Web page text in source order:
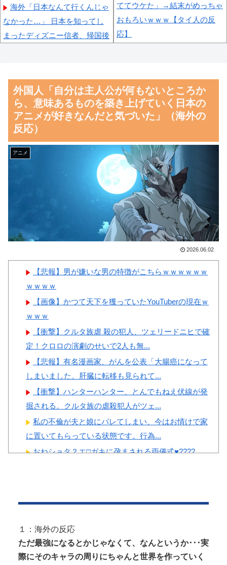
海外「日本なんて行くんじゃ
なかった…」 日本を知ってし
まったディズニー信者、帰国後
和になってもグラビアのアイド
ルを美味しくいただいていた模
様。小学館第三者委員会が公表
【朗報】齋藤飛鳥、前屈みで
てしまう…
磁気嵐、地球由来のイオンが
主導…JAXAの衛星「あらせ」
舌を絡ませて、唾液交換して
── ちゅっちゅしながらの濃厚
エッ画像♪
ーワンだ」 熊本地震直後の日
本の対応のスピードに世界が衝
【画像】顔100点、体30点の
女ｗｗｗ
Powered by livedoor 相互RSS
ててウケた」→結末がめっちゃ
おもろいｗｗｗ【タイ人の反
応】
海外の反応：熊本の病院で手
術中に熊本地震が発生、大揺れ
の中でも患者を守った医師たち
の対応ぶりに海外大絶賛
る甘いトマト、実はそこら辺の
トマトに砂糖水を注入していた
だけなのが判明して大問題にw
韓国人「大韓航空の熊本地震
飲料水支援に対する日本人の反
応をご覧ください・・・」
→「」
韓国人「悲報：FIFA会長にさ
え2002年W杯で韓国が審判を買
様…（ﾌﾞﾙﾌﾞﾙ」＝韓国の反応
も性接待やってるんじゃないで
すか？」
韓国人「韓国サッカー協会の
審判買収、遂に海外でも話題
外国人「自分は主人公が何もないところか
ら、意味あるものを築き上げていく日本の
アニメが好きなんだと気づいた」（海外の
反応）
アニメ
2026.06.02
【悲報】男が嫌いな男の特徴がこちらｗｗｗｗｗｗ
ｗｗｗｗ
【画像】かつて天下を獲っていたYouTuberの現在ｗ
ｗｗｗ
【衝撃】クルタ族虐 殺の犯人、ツェリードニヒで確
定！クロロの演劇のせいで2人も無...
【悲報】有名漫画家、がんを公表「大腸癌になって
しまいました。肝臓に転移も見られて...
【衝撃】ハンターハンター、とんでもねえ伏線が発
掘される。クルタ族の虐殺犯人がツェ...
私の不倫が夫と娘にバレてしまい、今はお情けで家
に置いてもらっている状態です。行為...
おねショタ？エ□ガキに孕まされる両儀式♥️????
「正体バレバレよな」と黒電話の呼び...
【鬼滅の刃】 色欲の鬼に対抗するためにエ□特訓を受
ける胡蝶しのぶ…！クールなしの...
１：海外の反応
ただ最強になるとかじゃなくて、なんというか･･･実
際にそのキャラの周りにちゃんと世界を作っていく